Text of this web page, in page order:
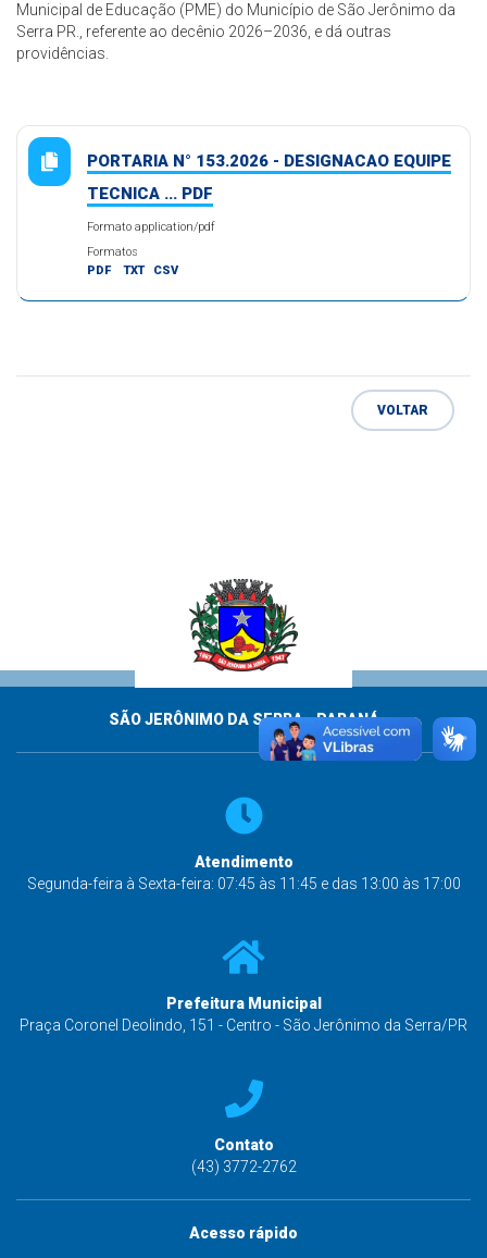
Municipal de Educação (PME) do Município de São Jerônimo da
Serra PR., referente ao decênio 2026–2036, e dá outras
providências.
PORTARIA N° 153.2026 - DESIGNACAO EQUIPE
TECNICA ... PDF
Formato application/pdf
Formatos
PDF
TXT CSV
VOLTAR
SÃO JERÔNIMO DA SERRA - PARANÁ
Atendimento
Segunda-feira à Sexta-feira: 07:45 às 11:45 e das 13:00 às 17:00
Prefeitura Municipal
Praça Coronel Deolindo, 151 - Centro - São Jerônimo da Serra/PR
Contato
(43) 3772-2762
Acesso rápido